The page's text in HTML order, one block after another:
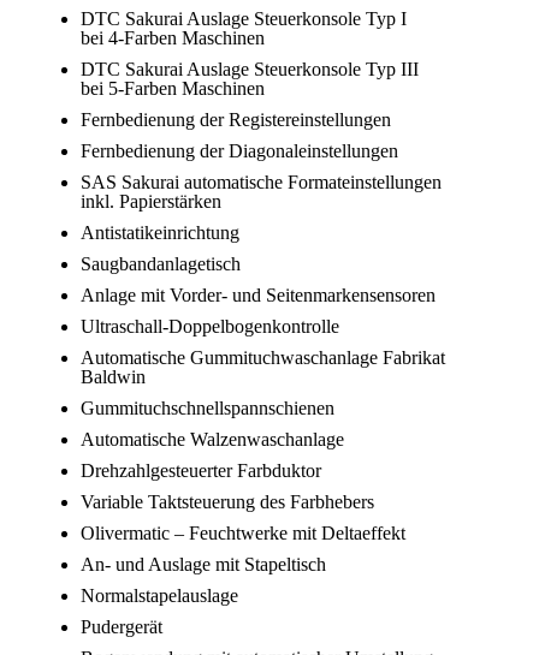
DTC Sakurai Auslage Steuerkonsole Typ I
bei 4-Farben Maschinen
DTC Sakurai Auslage Steuerkonsole Typ III
bei 5-Farben Maschinen
Fernbedienung der Registereinstellungen
Fernbedienung der Diagonaleinstellungen
SAS Sakurai automatische Formateinstellungen
inkl. Papierstärken
Antistatikeinrichtung
Saugbandanlagetisch
Anlage mit Vorder- und Seitenmarkensensoren
Ultraschall-Doppelbogenkontrolle
Automatische Gummituchwaschanlage Fabrikat
Baldwin
Gummituchschnellspannschienen
Automatische Walzenwaschanlage
Drehzahlgesteuerter Farbduktor
Variable Taktsteuerung des Farbhebers
Olivermatic – Feuchtwerke mit Deltaeffekt
An- und Auslage mit Stapeltisch
Normalstapelauslage
Pudergerät